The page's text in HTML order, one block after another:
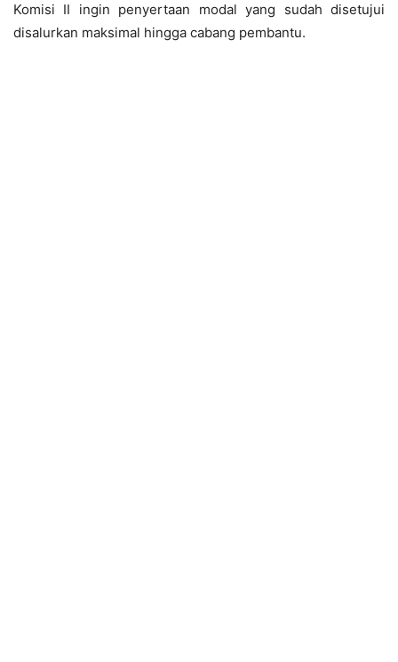
Komisi II ingin penyertaan modal yang sudah disetujui
disalurkan maksimal hingga cabang pembantu.